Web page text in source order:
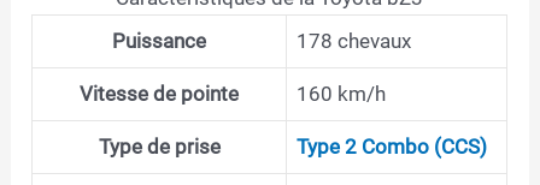
Puissance
178 chevaux
Vitesse de pointe 160 km/h
Type de prise Type 2 Combo (CCS)